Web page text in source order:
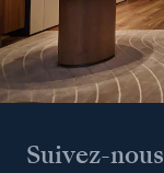
Suivez-nous